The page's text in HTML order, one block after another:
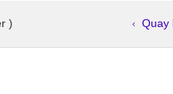
) Quay